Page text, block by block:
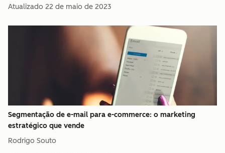
Atualizado 22 de maio de 2023
Segmentação de e-mail para e-commerce: o marketing
estratégico que vende
Rodrigo Souto